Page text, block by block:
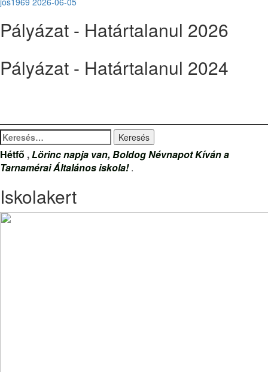
Pályázat - Határtalanul 2026
Pályázat - Határtalanul 2024
Keresés:
Hétfő ,Lörinc napja van, Boldog Névnapot Kíván a
Tarnamérai Általános iskola!.
Iskolakert